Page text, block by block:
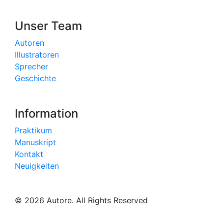
Unser Team
Autoren
Illustratoren
Sprecher
Geschichte
Information
Praktikum
Manuskript
Kontakt
Neuigkeiten
© 2026 Autore. All Rights Reserved